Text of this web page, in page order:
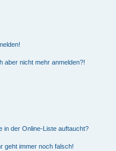
aber nicht mehr anmelden?!
in der Online-Liste auftaucht?
geht immer noch falsch!